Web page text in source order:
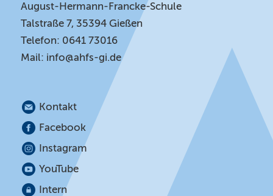
August-Hermann-Francke-Schule
Talstraße 7, 35394 Gießen
Telefon: 0641 73016
Mail: info@ahfs-gi.de
Kontakt
Facebook
Instagram
YouTube
Intern